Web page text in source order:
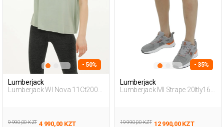
- 50%
Lumberjack
Lumberjack Wl Nova 11Ct2009
9 990,00 KZT 4 990,00 KZT
- 35%
Lumberjack
Lumberjack Ml Strape 20Itly163
19 990,00 KZT 12 990,00 KZT